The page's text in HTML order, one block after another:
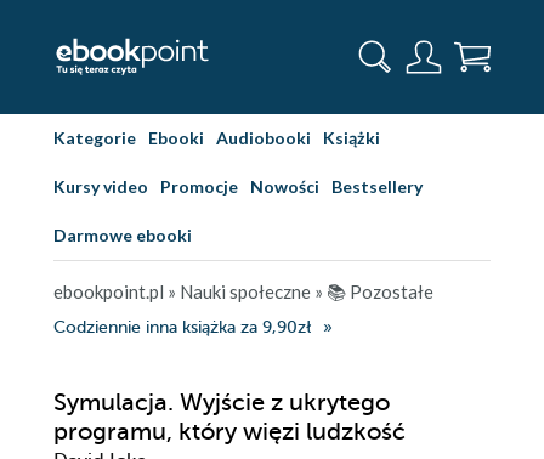
Kategorie Ebooki Audiobooki Książki
Kursy video Promocje Nowości Bestsellery
Darmowe ebooki
ebookpoint.pl » Nauki społeczne » 📚 Pozostałe
Codziennie inna książka za 9,90zł
Symulacja. Wyjście z ukrytego
programu, który więzi ludzkość